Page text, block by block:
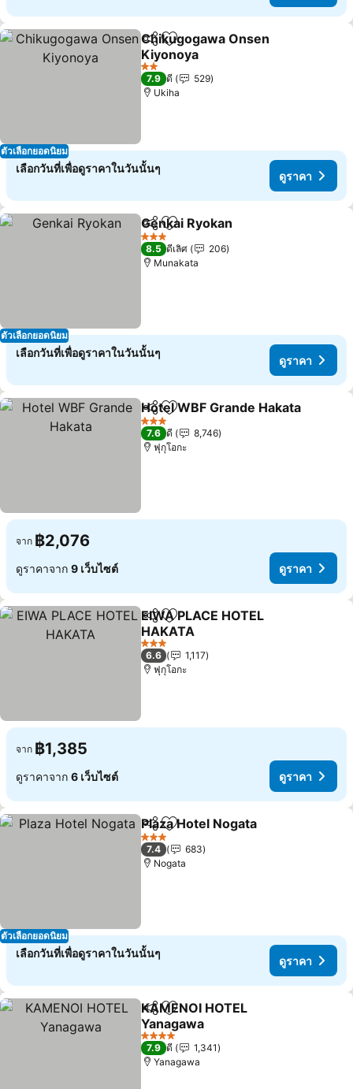
ตัวเลือกยอดนิยม
แชร์ เพิ่มในรายการโปรด
Chikugogawa Onsen
Kiyonoya
ดูราคา
2 ดาว
7.9 ดี
529
Ukiha
เลือกวันที่เพื่อดูราคาในวันนั้นๆ
ดูราคา
ตัวเลือกยอดนิยม
แชร์ เพิ่มในรายการโปรด
Genkai Ryokan
3 ดาว
8.5 ดีเลิศ
206
Munakata
เลือกวันที่เพื่อดูราคาในวันนั้นๆ
ดูราคา
แชร์ เพิ่มในรายการโปรด
Hotel WBF Grande Hakata
3 ดาว
7.6 ดี
8,746
ฟุกุโอกะ
จาก ฿2,076
ดูราคาจาก 9 เว็บไซต์ ดูราคา
แชร์ เพิ่มในรายการโปรด
EIWA PLACE HOTEL
HAKATA
ดูราคา
3 ดาว
6.6
1,117
ฟุกุโอกะ
จาก ฿1,385
ดูราคาจาก 6 เว็บไซต์ ดูราคา
ตัวเลือกยอดนิยม
แชร์ เพิ่มในรายการโปรด
Plaza Hotel Nogata
3 ดาว
7.4
683
Nogata
เลือกวันที่เพื่อดูราคาในวันนั้นๆ
ดูราคา
แชร์ เพิ่มในรายการโปรด
KAMENOI HOTEL
Yanagawa
ดูราคา
4 ดาว
7.9 ดี
1,341
Yanagawa